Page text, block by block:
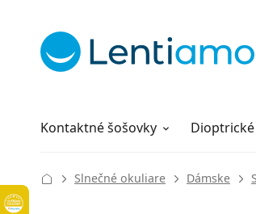
Kontaktné šošovky
Roztoky
Všetko o nákupe
Slnečné okuliare Dámske